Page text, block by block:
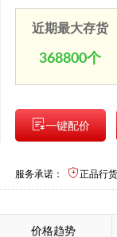
近期最大存货
368800个
一键配价
服务承诺： 正品行货
价格趋势